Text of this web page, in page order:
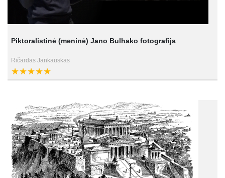
Piktoralistinė (meninė) Jano Bulhako fotografija
Ričardas Jankauskas